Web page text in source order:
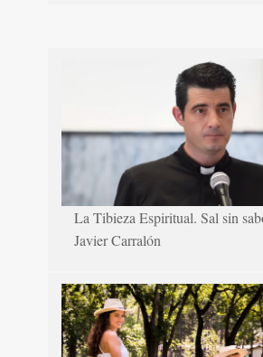
La Tibieza Espiritual. Sal sin
Javier Carralón